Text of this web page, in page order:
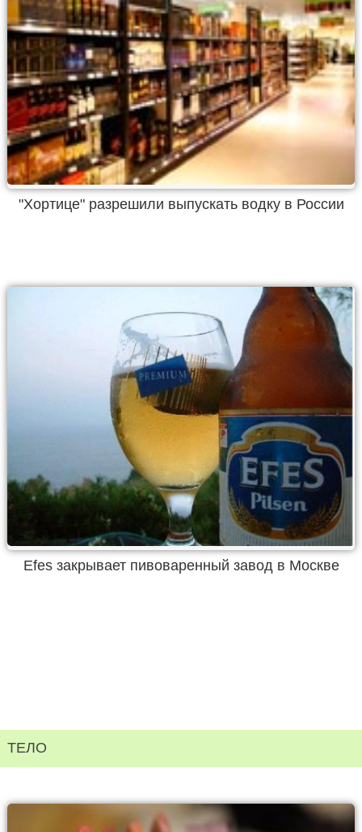
"Хортице" разрешили выпускать водку в России
Efes закрывает пивоваренный завод в Москве
ТЕЛО